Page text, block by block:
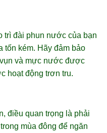
trì đài phun nước của bạn
tốn kém. Hãy đảm bảo
và mực nước được
hoạt động trơn tru.
điều quan trọng là phải
mùa đông để ngăn